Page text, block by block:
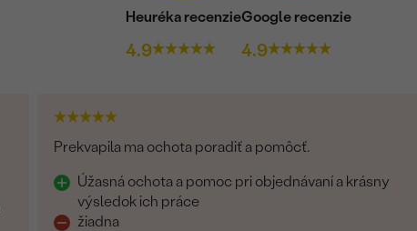
PÔVOD:
Heuréka recenzie
4.9
Google recenzie
4.9
Prekvapila ma ochota poradiť a pomôcť.
Úžasná ochota a pomoc pri objednávaní a krásny
výsledok ich práce
žiadna